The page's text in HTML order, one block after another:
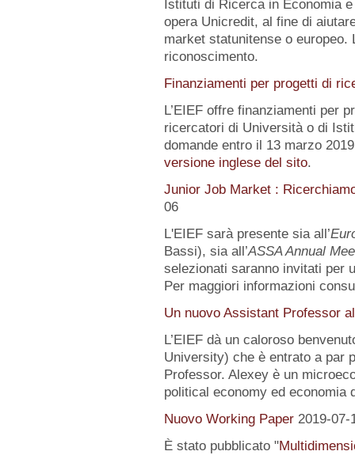
Istituti di Ricerca in Economia
opera Unicredit, al fine di
market statunitense o europeo.
riconoscimento.
Finanziamenti per progetti di
L’EIEF offre finanziamenti per
ricercatori di Università o di
domande entro il 13 marzo
versione inglese del sito.
Junior Job Market :
06
L'EIEF sarà presente sia all’
Bassi), sia all’ASSA Annual
selezionati saranno invitati per
Per maggiori informazioni
Un nuovo Assistant Professor
L’EIEF dà un caloroso
University) che è entrato a par
Professor. Alexey è un
political economy ed
Nuovo Working Paper 2019-07-
È stato pubblicato "